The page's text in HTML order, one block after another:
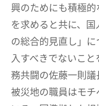
興のためにも積極
を求めると共に、
の総合的見直し」
入すべきでないこ
務共闘の佐藤一則
被災地の職員はモ